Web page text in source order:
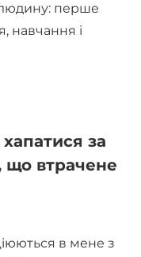
перше
навчання і
за
що втрачене
в мене з